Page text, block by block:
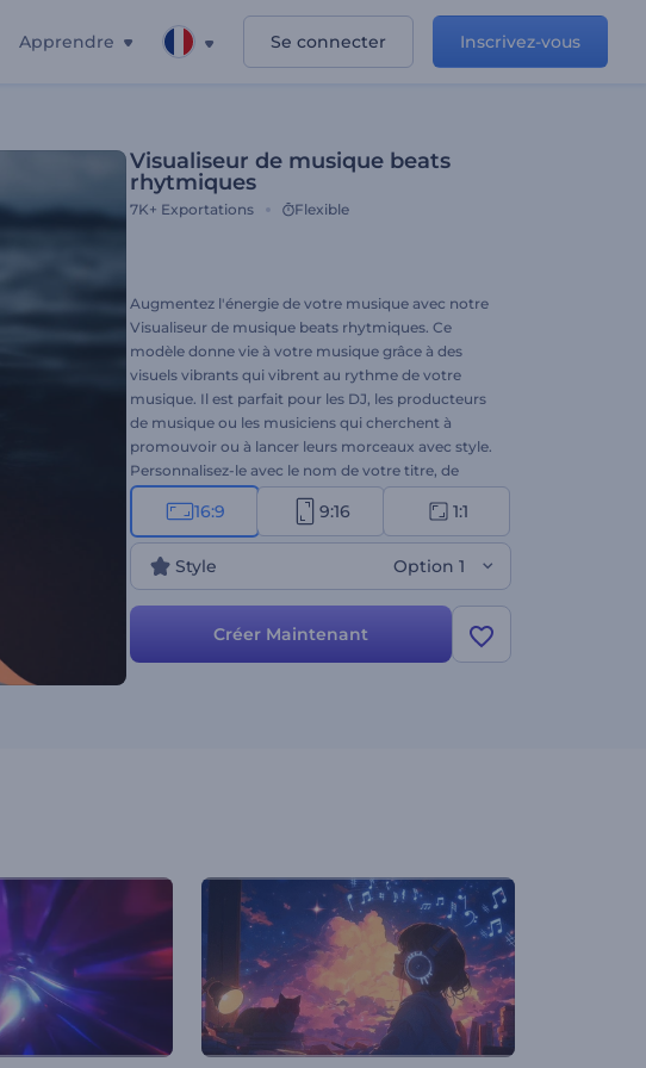
Apprendre Se connecter Inscrivez-vous
Visualiseur de musique beats
rhytmiques
7K+ Exportations Flexible
Augmentez l'énergie de votre musique avec notre
Visualiseur de musique beats rhytmiques. Ce
modèle donne vie à votre musique grâce à des
visuels vibrants qui vibrent au rythme de votre
musique. Il est parfait pour les DJ, les producteurs
de musique ou les musiciens qui cherchent à
promouvoir ou à lancer leurs morceaux avec style.
Personnalisez-le avec le nom de votre titre, de
votre artiste et de votre chanson, et préparez-vous
à vivre une expérience musicale unique. Créez dès
maintenant et développez votre base de fans !
16:9 9:16 1:1
Style Option 1
Créer Maintenant